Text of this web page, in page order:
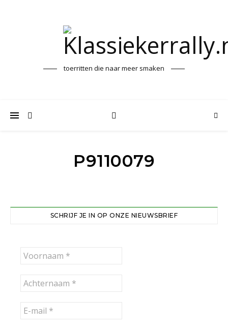
toerritten die naar meer smaken
P9110079
SCHRIJF JE IN OP ONZE NIEUWSBRIEF